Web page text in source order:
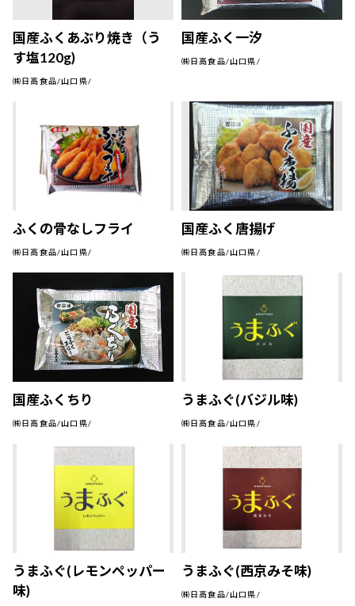
国産ふくあぶり焼き（う
す塩120g)
㈱日高食品/山口県/
国産ふく一汐
㈱日高食品/山口県/
ふくの骨なしフライ
㈱日高食品/山口県/
国産ふく唐揚げ
㈱日高食品/山口県/
国産ふくちり
㈱日高食品/山口県/
うまふぐ(バジル味)
㈱日高食品/山口県/
うまふぐ(レモンペッパー
味)
うまふぐ(西京みそ味)
㈱日高食品/山口県/